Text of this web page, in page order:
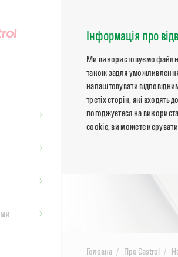
Інформація про
Ми використовуємо файли
також задля
налаштовувати
третіх сторін, які
погоджуєтеся на
cookie, ви можете
Головна Про Castrol